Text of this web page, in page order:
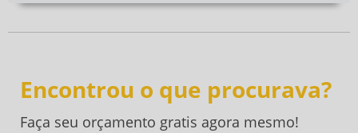
Encontrou o que procurava?
Faça seu orçamento gratis agora mesmo!